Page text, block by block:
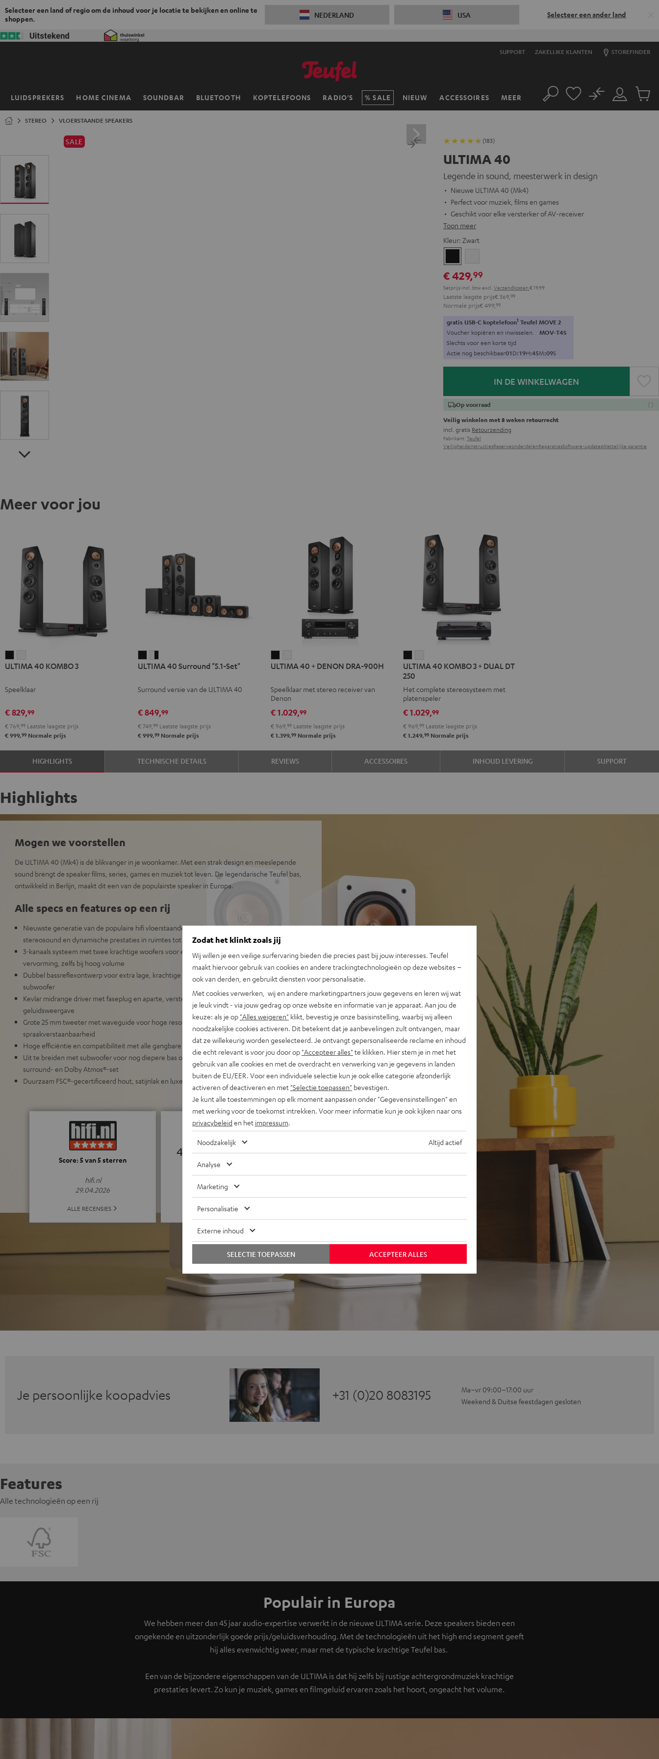
Selecteer een land of regio om de inhoud voor je locatie te bekijken en online te
shoppen.
NEDERLAND USA Selecteer een ander land
GA
SUPPORT ZAKELIJKE KLANTEN STOREFINDER
LUIDSPREKERS HOME CINEMA SOUNDBAR BLUETOOTH KOPTELEFOONS RADIO'S SALE NIEUW ACCESSOIRES MEER Zoeken
Mijn
No
STEREO VLOERSTAANDE SPEAKERS
SALE (183)
ULTIMA 40
Legende in sound, meesterwerk in design
Nieuwe ULTIMA 40 (Mk4)
Perfect voor muziek, films en games
Geschikt voor elke versterker of AV-receiver
Toon meer
Kleur: Zwart
€ 429,99
Setprijs incl. btw Verzendkosten € 19,99
Laatste laagste prijs € 369,
Normale prijs € 499,
gratis USB-C koptelefoon
Voucher kopiëren en inwisselen.
Slechts voor een korte tijd
Actie nog beschikbaar 0 1D: 1 9H: 45M:08S
IN DE WINKELWAGEN
Op voorraad
Veilig winkelen met 8 weken retourrecht
incl. gratis Retourzending
Fabrikant:Teufel
VeiligheidsinstructiesReserveonderdelenReparatiesSoftware-updatesWettelijke garantie
Meer voor jou
Zwart
ULTIMA 40 KOMBO 3
Speelklaar
€ 829,99
€ 769, Laatste laagste prijs
€ 999, Normale prijs
ULTIMA
Set"
Zwart
ULTIMA
Wit/zwart
ULTIMA 40 Surround "5.1-Set"
Surround versie van de ULTIMA 40
€ 849,99
€ 749, Laatste laagste prijs
€ 999, Normale prijs
ULTIMA
DENON
DRA-
900H
Zwart
DRA-
900H
Wit
ULTIMA 40 + DENON DRA-900H
Speelklaar met stereo receiver van
Denon
€ 1.029,99
€ 969, Laatste laagste prijs
€ 1.399, Normale prijs
40
3
+
DUAL
DT
3
+
DUAL
DT
ULTIMA 40 KOMBO 3 + DUAL DT
250
Het complete stereosysteem met
platenspeler
€ 1.029,99
€ 969, Laatste laagste prijs
€ 1.249, Normale prijs
HIGHLIGHTS TECHNISCHE DETAILS REVIEWS ACCESSOIRES INHOUD LEVERING SUPPORT
Highlights
Mogen we voorstellen
De ULTIMA 40 (Mk4) is dé blikvanger in je woonkamer. Met een strak design en meeslepende
sound brengt de speaker films, series, games en muziek tot leven. De legendarische Teufel bas,
ontwikkeld in Berlijn, maakt dit een van de populairste speaker in Europa.
Alle specs en features op een rij
Nieuwste generatie van de populaire hifi vloerstaande speakers, ontworpen voor krachtig
stereosound en dynamische prestaties in ruimtes tot 35 m².
3-kanaals systeem met twee krachtige woofers voor een diepe, nauwkeurige bas zonder
vervorming, zelfs bij hoog volume
Dubbel bassreflexontwerp voor extra lage, krachtige en precieze basprestaties, zelfs zonder
subwoofer
Kevlar midrange driver met faseplug en aparte, verstevigde klankkamer voor een brede
geluidsweergave
Grote 25 mm tweeter met waveguide voor hoge resolutie, fijne hoge tonen en zeer goede
spraakverstaanbaarheid
Hoge efficiëntie en compatibiliteit met alle gangbare stereo-versterkers en AV-receivers
Uit te breiden met subwoofer voor nog diepere bas of als onderdeel van een complete
surround- en Dolby Atmos®-set
Duurzaam FSC®-gecertificeerd hout, satijnlak en luxe textielcovers
Score: 5 van 5 sterren
hifi.nl
29.04.2026
ALLE RECENSIES
4.87
ALLE REVIEWS
Je persoonlijke koopadvies +31 (0)20 8083195
Ma–vr 09:00–17:00 uur
Weekend & Duitse feestdagen gesloten
Features
Alle technologieën op een rij
Populair in Europa
We hebben meer dan 45 jaar audio-expertise verwerkt in de nieuwe ULTIMA serie. Deze speakers bieden een
ongekende en uitzonderlijk goede prijs/geluidsverhouding. Met de technologieën uit het high end segment geeft
hij alles evenwichtig weer, maar met de typische krachtige Teufel bas.
Een van de bijzondere eigenschappen van de ULTIMA is dat hij zelfs bij rustige achtergrondmuziek krachtige
prestaties levert. Zo kun je muziek, games en filmgeluid ervaren zoals het hoort, ongeacht het volume.
Zodat het klinkt zoals jij
Wij willen je een veilige surfervaring bieden die precies past bij jouw interesses. Teufel
maakt hiervoor gebruik van cookies en andere trackingtechnologieën op deze websites –
ook van derden, en gebruikt diensten voor personalisatie.
Met cookies verwerken, wij en andere marketingpartners jouw gegevens en leren wij wat
je leuk vindt - via jouw gedrag op onze website en informatie van je apparaat. Aan jou de
keuze: als je op "Alles weigeren" klikt, bevestig je onze basisinstelling, waarbij wij alleen
noodzakelijke cookies activeren. Dit betekent dat je aanbevelingen zult ontvangen, maar
dat ze willekeurig worden geselecteerd. Je ontvangt gepersonaliseerde reclame en inhoud
die echt relevant is voor jou door op "Accepteer alles" te klikken. Hier stem je in met het
gebruik van alle cookies en met de overdracht en verwerking van je gegevens in landen
buiten de EU/EER. Voor een individuele selectie kun je ook elke categorie afzonderlijk
activeren of deactiveren en met "Selectie toepassen" bevestigen.
Je kunt alle toestemmingen op elk moment aanpassen onder "Gegevensinstellingen" en
met werking voor de toekomst intrekken. Voor meer informatie kun je ook kijken naar ons
privacybeleid en het impressum
Noodzakelijk Altijd actief
Analyse
Marketing
Personalisatie
Externe inhoud
ACCEPTEER ALLES
SELECTIE TOEPASSEN